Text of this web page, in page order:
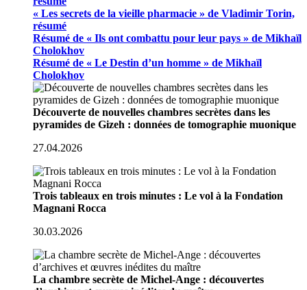
« Les secrets de la vieille pharmacie » de Vladimir Torin,
résumé
Résumé de « Ils ont combattu pour leur pays » de Mikhaïl
Cholokhov
Résumé de « Le Destin d’un homme » de Mikhaïl
Cholokhov
Découverte de nouvelles chambres secrètes dans les
pyramides de Gizeh : données de tomographie muonique
27.04.2026
Trois tableaux en trois minutes : Le vol à la Fondation
Magnani Rocca
30.03.2026
La chambre secrète de Michel-Ange : découvertes